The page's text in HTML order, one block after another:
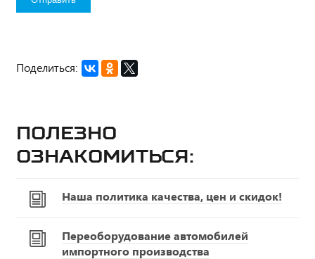
Поделиться:
Полезно
ознакомиться:
Наша политика качества, цен и скидок!
Переоборудование автомобилей
импортного производства